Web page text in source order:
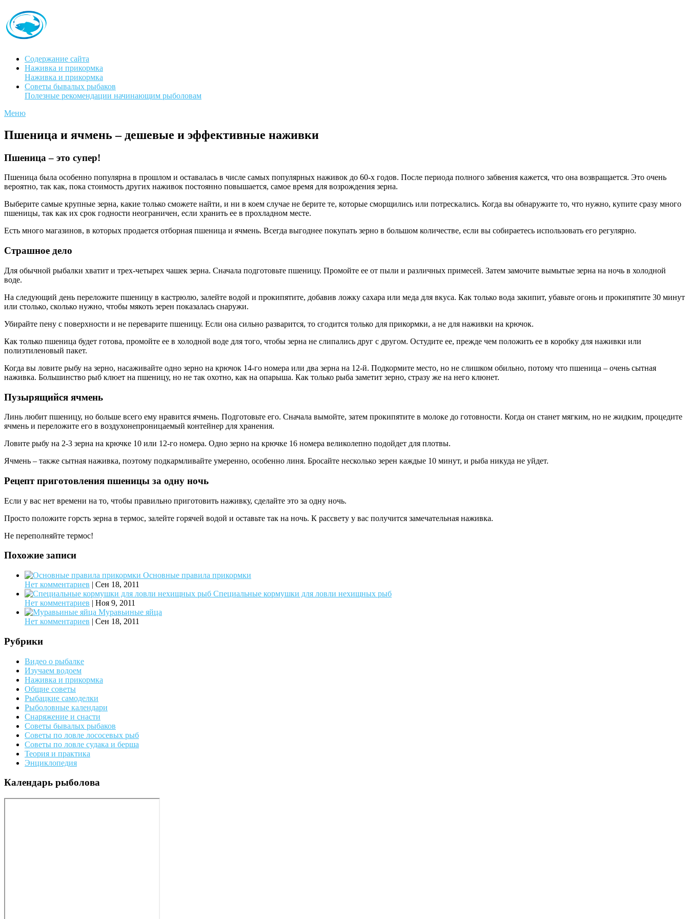
Содержание сайта
Наживка и прикормка
Наживка и прикормка
Советы бывалых рыбаков
Полезные рекомендации начинающим рыболовам
Меню
Пшеница и ячмень – дешевые и эффективные наживки
Пшеница – это супер!
Пшеница была особенно популярна в прошлом и оставалась в числе самых популярных наживок до 60-х годов. После периода полного забвения кажется, что она возвращается. Это очень
вероятно, так как, пока стоимость других наживок постоянно повышается, самое время для возрождения зерна.
Выберите самые крупные зерна, какие только сможете найти, и ни в коем случае не берите те, которые сморщились или потрескались. Когда вы обнаружите то, что нужно, купите сразу много
пшеницы, так как их срок годности неограничен, если хранить ее в прохладном месте.
Есть много магазинов, в которых продается отборная пшеница и ячмень. Всегда выгоднее покупать зерно в большом количестве, если вы собираетесь использовать его регулярно.
Страшное дело
Для обычной рыбалки хватит и трех-четырех чашек зерна. Сначала подготовьте пшеницу. Промойте ее от пыли и различных примесей. Затем замочите вымытые зерна на ночь в холодной
воде.
На следующий день переложите пшеницу в кастрюлю, залейте водой и прокипятите, добавив ложку сахара или меда для вкуса. Как только вода закипит, убавьте огонь и прокипятите 30 минут
или столько, сколько нужно, чтобы мякоть зерен показалась снаружи.
Убирайте пену с поверхности и не переварите пшеницу. Если она сильно разварится, то сгодится только для прикормки, а не для наживки на крючок.
Как только пшеница будет готова, промойте ее в холодной воде для того, чтобы зерна не слипались друг с другом. Остудите ее, прежде чем положить ее в коробку для наживки или
полиэтиленовый пакет.
Когда вы ловите рыбу на зерно, насаживайте одно зерно на крючок 14-го номера или два зерна на 12-й. Подкормите место, но не слишком обильно, потому что пшеница – очень сытная
наживка. Большинство рыб клюет на пшеницу, но не так охотно, как на опарыша. Как только рыба заметит зерно, стразу же на него клюнет.
Пузырящийся ячмень
Линь любит пшеницу, но больше всего ему нравится ячмень. Подготовьте его. Сначала вымойте, затем прокипятите в молоке до готовности. Когда он станет мягким, но не жидким, процедите
ячмень и переложите его в воздухонепроницаемый контейнер для хранения.
Ловите рыбу на 2-3 зерна на крючке 10 или 12-го номера. Одно зерно на крючке 16 номера великолепно подойдет для плотвы.
Ячмень – также сытная наживка, поэтому подкармливайте умеренно, особенно линя. Бросайте несколько зерен каждые 10 минут, и рыба никуда не уйдет.
Рецепт приготовления пшеницы за одну ночь
Если у вас нет времени на то, чтобы правильно приготовить наживку, сделайте это за одну ночь.
Просто положите горсть зерна в термос, залейте горячей водой и оставьте так на ночь. К рассвету у вас получится замечательная наживка.
Не переполняйте термос!
Похожие записи
Основные правила прикормки
Нет комментариев | Сен 18, 2011
Специальные кормушки для ловли нехищных рыб
Нет комментариев | Ноя 9, 2011
Муравьиные яйца
Нет комментариев | Сен 18, 2011
Рубрики
Видео о рыбалке
Изучаем водоем
Наживка и прикормка
Общие советы
Рыбацкие самоделки
Рыболовные календари
Снаряжение и снасти
Советы бывалых рыбаков
Советы по ловле лососевых рыб
Советы по ловле судака и берша
Теория и практика
Энциклопедия
Календарь рыболова